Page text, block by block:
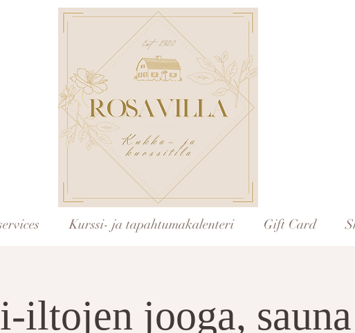
Kurssi- ja tapahtumakalenteri Gift Card
iltojen jooga,